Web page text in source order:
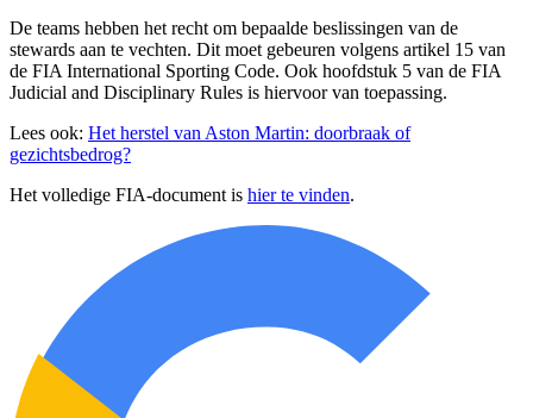
De teams hebben het recht om bepaalde beslissingen van de
stewards aan te vechten. Dit moet gebeuren volgens artikel 15 van
de FIA International Sporting Code. Ook hoofdstuk 5 van de FIA
Judicial and Disciplinary Rules is hiervoor van toepassing.
Lees ook: Het herstel van Aston Martin: doorbraak of
gezichtsbedrog?
Het volledige FIA-document is hier te vinden.